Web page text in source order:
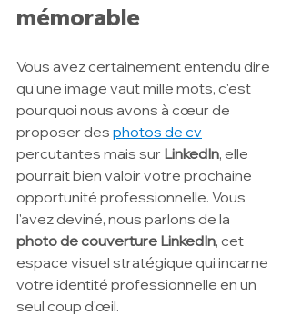
mémorable
Vous avez certainement entendu dire
qu'une image vaut mille mots, c'est
pourquoi nous avons à cœur de
proposer des photos de cv
percutantes mais sur LinkedIn, elle
pourrait bien valoir votre prochaine
opportunité professionnelle. Vous
l'avez deviné, nous parlons de la
photo de couverture LinkedIn, cet
espace visuel stratégique qui incarne
votre identité professionnelle en un
seul coup d'œil.